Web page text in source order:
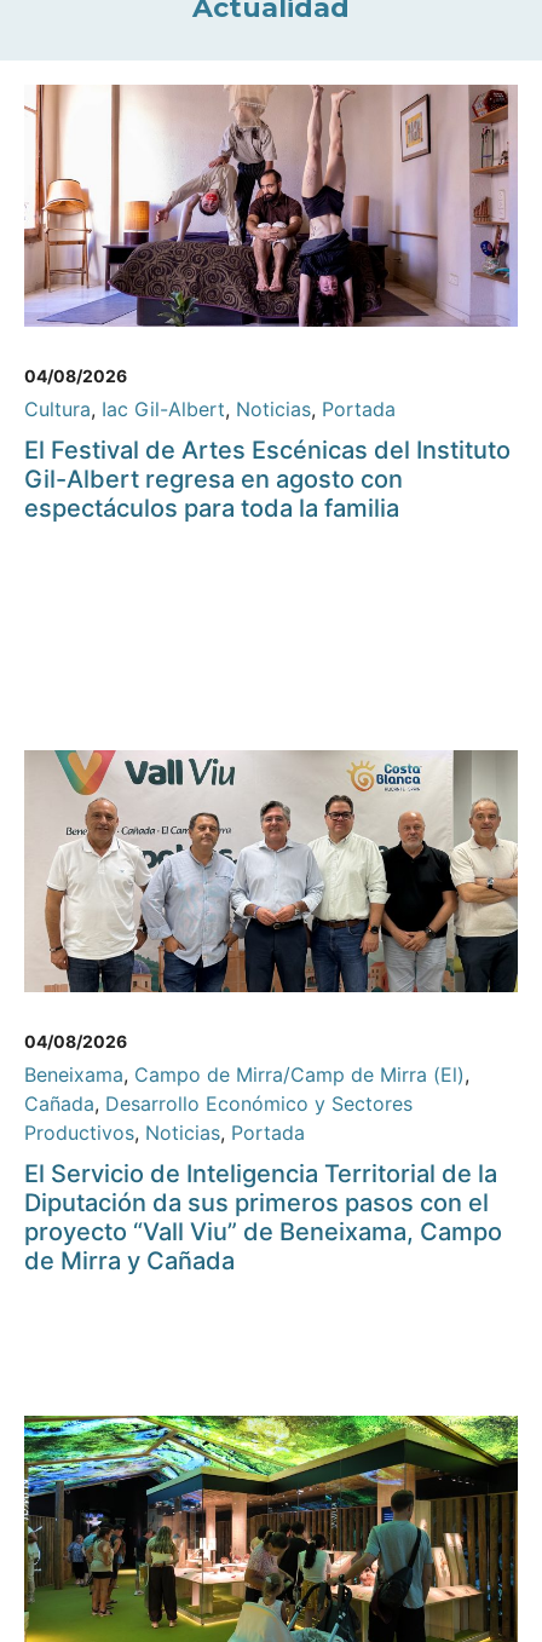
Actualidad
04/08/2026
Cultura, Iac Gil-Albert, Noticias, Portada
El Festival de Artes Escénicas del Instituto
Gil-Albert regresa en agosto con
espectáculos para toda la familia
04/08/2026
Beneixama, Campo de Mirra/Camp de Mirra (El),
Cañada, Desarrollo Económico y Sectores
Productivos, Noticias, Portada
El Servicio de Inteligencia Territorial de la
Diputación da sus primeros pasos con el
proyecto “Vall Viu” de Beneixama, Campo
de Mirra y Cañada